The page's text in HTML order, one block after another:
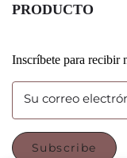
PRODUCTO
Inscríbete para recibir
Su correo
Subscribe